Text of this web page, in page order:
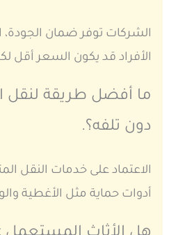
الشركات توفر ضمان الجودة،
الأفراد قد يكون السعر أقل
ما أفضل طريقة لنقل
دون تلفه؟.
الاعتماد على خدمات النقل
أدوات حماية مثل الأغطية